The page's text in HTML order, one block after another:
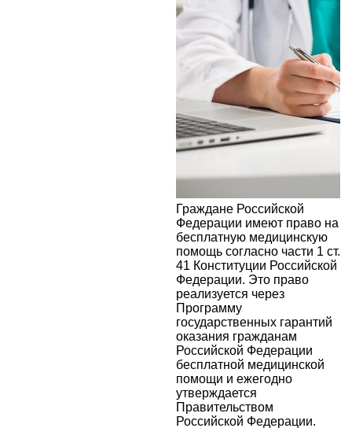
Граждане Российской
Федерации имеют право на
бесплатную медицинскую
помощь согласно части 1 ст.
41 Конституции Российской
Федерации. Это право
реализуется через
Программу
государственных гарантий
оказания гражданам
Российской Федерации
бесплатной медицинской
помощи и ежегодно
утверждается
Правительством
Российской Федерации.